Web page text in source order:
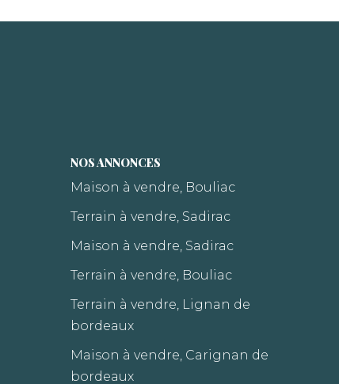
NOS ANNONCES
Maison à vendre, Bouliac
Terrain à vendre, Sadirac
Maison à vendre, Sadirac
Terrain à vendre, Bouliac
Terrain à vendre, Lignan de
bordeaux
Maison à vendre, Carignan de
bordeaux